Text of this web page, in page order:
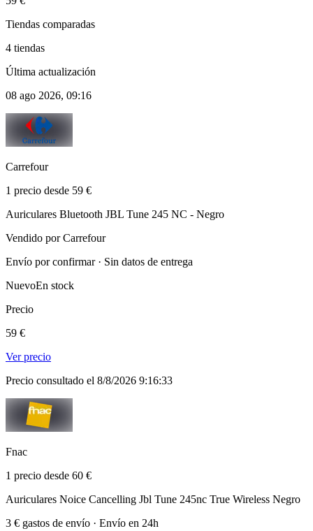
Tiendas comparadas
4 tiendas
Última actualización
08 ago 2026, 09:16
Carrefour
1 precio desde 59 €
Auriculares Bluetooth JBL Tune 245 NC - Negro
Vendido por Carrefour
Envío por confirmar · Sin datos de entrega
NuevoEn stock
Precio
59 €
Ver precio
Precio consultado el 8/8/2026 9:16:33
Fnac
1 precio desde 60 €
Auriculares Noice Cancelling Jbl Tune 245nc True Wireless Negro
3 € gastos de envío · Envío en 24h